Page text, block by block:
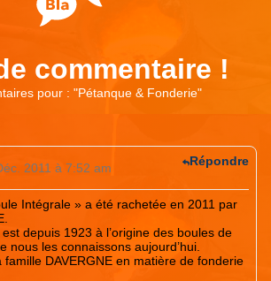
commentaire !
pour : "Pétanque & Fonderie"
2011 à 7:52 am
Intégrale » a été rachetée en 2011 par
depuis 1923 à l’origine des boules de
nous les connaissons aujourd’hui.
DAVERGNE en matière de fonderie
Répondre